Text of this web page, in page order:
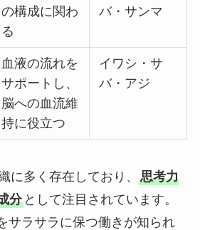
の構成に関わ
る
バ・サンマ
血液の流れを
サポートし、
脳への血流維
持に役立つ
イワシ・サ
バ・アジ
に多く存在しており、 思考力
分として注目されています。
サラサラに保つ働きが知られ